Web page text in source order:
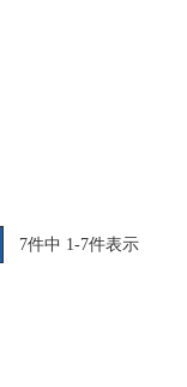
7件中 1-7件表示